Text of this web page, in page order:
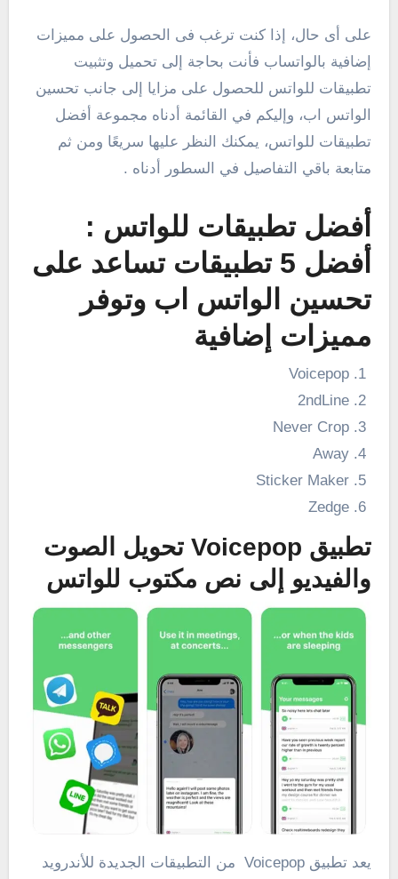
على أى حال، إذا كنت ترغب فى الحصول على مميزات
إضافية بالواتساب فأنت بحاجة إلى تحميل وتثبيت
تطبيقات للواتس للحصول على مزايا إلى جانب تحسين
الواتس اب، وإليكم في القائمة أدناه مجموعة أفضل
تطبيقات للواتس، يمكنك النظر عليها سريعًا ومن ثم
متابعة باقي التفاصيل في السطور أدناه .
أفضل تطبيقات للواتس :
أفضل 5 تطبيقات تساعد على
تحسين الواتس اب وتوفر
مميزات إضافية
Voicepop
2ndLine
Never Crop
Away
Sticker Maker
Zedge
تطبيق Voicepop تحويل الصوت
والفيديو إلى نص مكتوب للواتس
يعد تطبيق Voicepop من التطبيقات الجديدة للأندرويد